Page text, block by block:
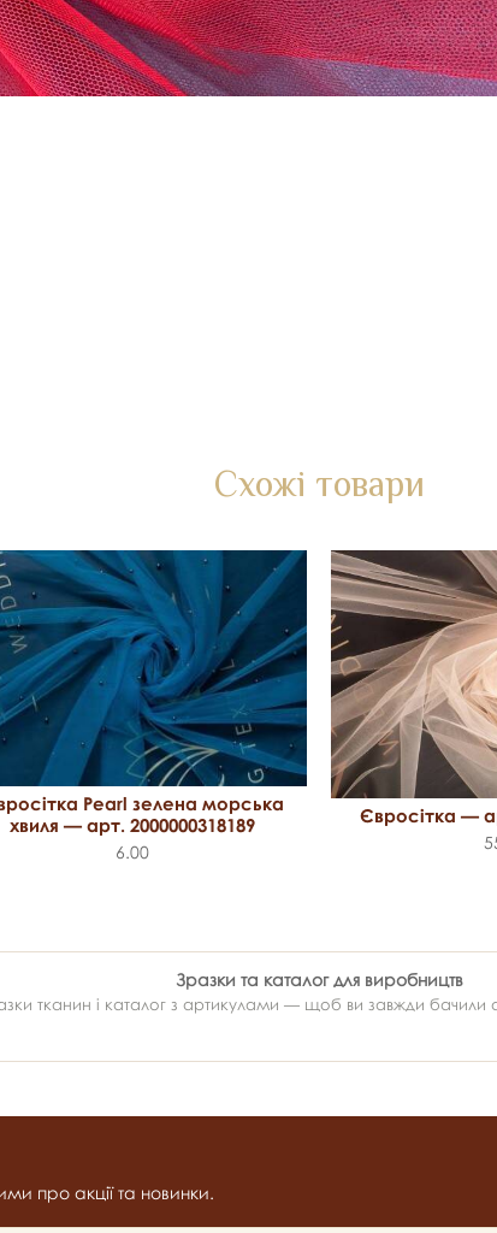
Схожі товари
Pearl зелена морська
хвиля — арт. 2000000318189
6.00
Євросітка —
Зразки та каталог для виробництв
і каталог з артикулами — щоб ви завжди бачили
про акції та новинки.